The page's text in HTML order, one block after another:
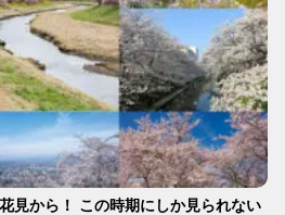
見から！ この時期にしか見られない